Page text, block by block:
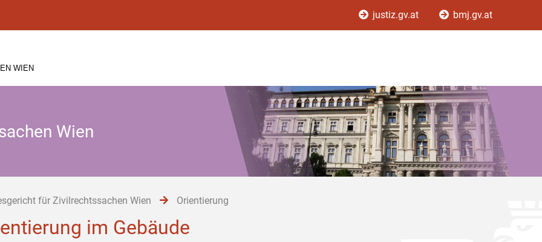
justiz.gv.at bmj.gv.at
WIEN
Wien
für Zivilrechtssachen Wien Orientierung
im Gebäude